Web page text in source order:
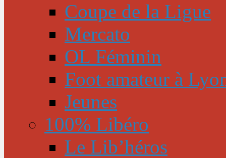
Coupe de la Ligue
Mercato
OL Féminin
Foot amateur à
Jeunes
100% Libéro
Le Lib’héros